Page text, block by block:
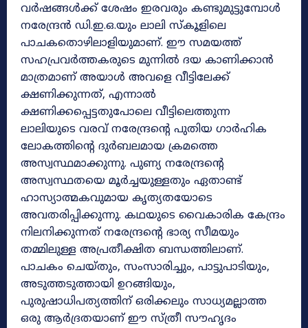
വർഷങ്ങൾക്ക് ശേഷം ഇരവരും കണ്ടുമുട്ടുമ്പോൾ
നരേന്ദ്രൻ ഡി.ഇ.ഒ.യും ലാലി സ്കൂളിലെ
പാചകതൊഴിലാളിയുമാണ്. ഈ സമയത്ത്
സഹപ്രവർത്തകരുടെ മുന്നിൽ ദയ കാണിക്കാൻ
മാത്രമാണ് അയാൾ അവളെ വീട്ടിലേക്ക്
ക്ഷണിക്കുന്നത്, എന്നാൽ
ക്ഷണിക്കപ്പെട്ടതുപോലെ വീട്ടിലെത്തുന്ന
ലാലിയുടെ വരവ് നരേന്ദ്രന്റെ പുതിയ ഗാർഹിക
ലോകത്തിന്റെ ദുർബലമായ ക്രമത്തെ
അസ്വസ്ഥമാക്കുന്നു. പുണ്യ നരേന്ദ്രന്റെ
അസ്വസ്ഥതയെ മൂർച്ചയുള്ളതും ഏതാണ്ട്
ഹാസ്യാത്മകവുമായ കൃത്യതയോടെ
അവതരിപ്പിക്കുന്നു. കഥയുടെ വൈകാരിക കേന്ദ്രം
നിലനിക്കുന്നത് നരേന്ദ്രന്റെ ഭാര്യ സീമയും
തമ്മിലുള്ള അപ്രതീക്ഷിത ബന്ധത്തിലാണ്.
പാചകം ചെയ്തും, സംസാരിച്ചും, പാട്ടുപാടിയും,
അടുത്തടുത്തായി ഉറങ്ങിയും,
പുരുഷാധിപത്യത്തിന് ഒരിക്കലും സാധ്യമല്ലാത്ത
ഒരു ആർദ്രതയാണ് ഈ സ്ത്രീ സൗഹൃദം